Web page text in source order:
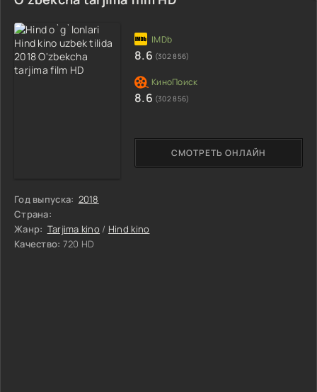
Год выпуска: 2018
Страна:
Жанр: Tarjima kino / Hind kino
Качество: 720 HD
СМОТРЕТЬ ОНЛАЙН
8.6 (302 856)
8.6 (302 856)